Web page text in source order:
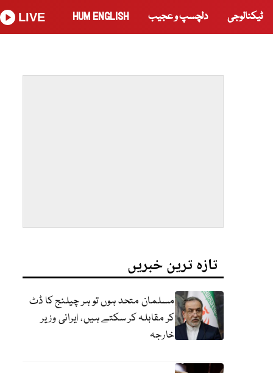
ٹیکنالوجی دلچسپ و عجیب HUM ENGLISH
LIVE
تازہ ترین خبریں
مسلمان متحد ہوں تو ہر چیلنج کا ڈٹ
کر مقابلہ کر سکتے ہیں، ایرانی وزیر
خارجہ